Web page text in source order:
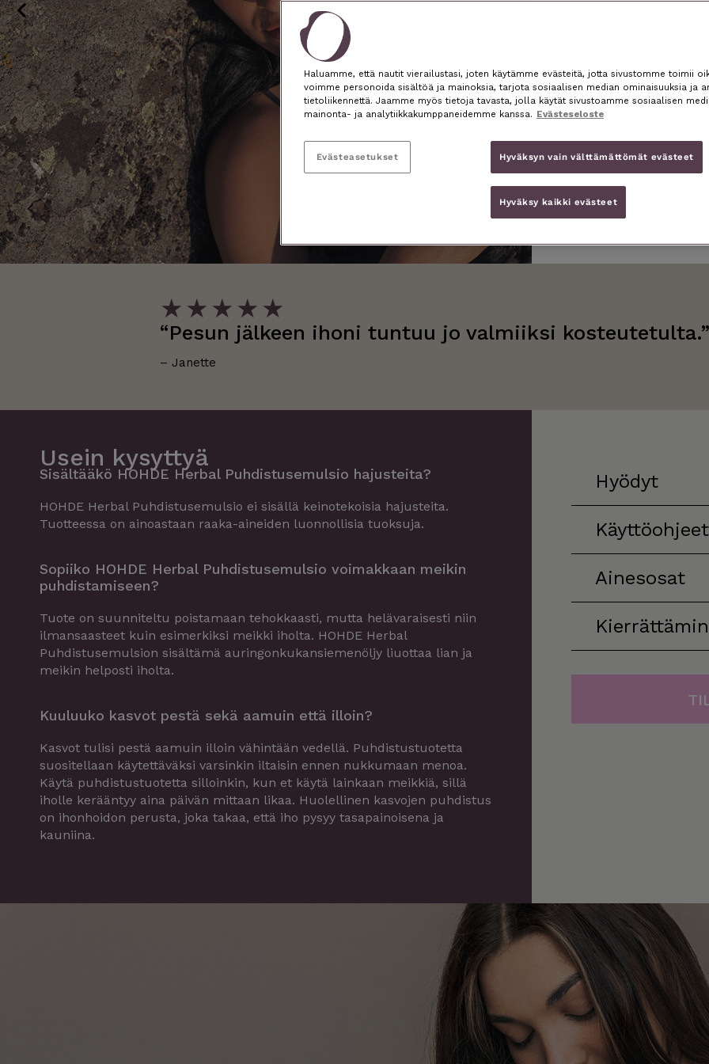
★ ★ ★ ★ ★
“Pesun jälkeen ihoni tuntuu jo valmiiksi kosteutetulta.”
– Janette
Usein kysyttyä
Sisältääkö HOHDE Herbal Puhdistusemulsio hajusteita?
HOHDE Herbal Puhdistusemulsio ei sisällä keinotekoisia hajusteita.
Tuotteessa on ainoastaan raaka-aineiden luonnollisia tuoksuja.
Sopiiko HOHDE Herbal Puhdistusemulsio voimakkaan meikin
puhdistamiseen?
Tuote on suunniteltu poistamaan tehokkaasti, mutta helävaraisesti niin
ilmansaasteet kuin esimerkiksi meikki iholta. HOHDE Herbal
Puhdistusemulsion sisältämä auringonkukansiemenöljy liuottaa lian ja
meikin helposti iholta.
Kuuluuko kasvot pestä sekä aamuin että illoin?
Kasvot tulisi pestä aamuin illoin vähintään vedellä. Puhdistustuotetta
suositellaan käytettäväksi varsinkin iltaisin ennen nukkumaan menoa.
Käytä puhdistustuotetta silloinkin, kun et käytä lainkaan meikkiä, sillä
iholle kerääntyy aina päivän mittaan likaa. Huolellinen kasvojen puhdistus
on ihonhoidon perusta, joka takaa, että iho pysyy tasapainoisena ja
kauniina.
Hyödyt
Käyttöohjeet
Ainesosat
Haluamme, että nautit vierailustasi, joten käytämme evästeitä, jotta sivustomme toimii
voimme personoida sisältöä ja mainoksia, tarjota sosiaalisen median ominaisuuksia ja
tietoliikennettä. Jaamme myös tietoja tavasta, jolla käytät sivustoamme sosiaalisen
mainonta- ja analytiikkakumppaneidemme kanssa. Evästeseloste
Hyväksyn vain välttämättömät evästeet
Hyväksy kaikki evästeet
Evästeasetukset